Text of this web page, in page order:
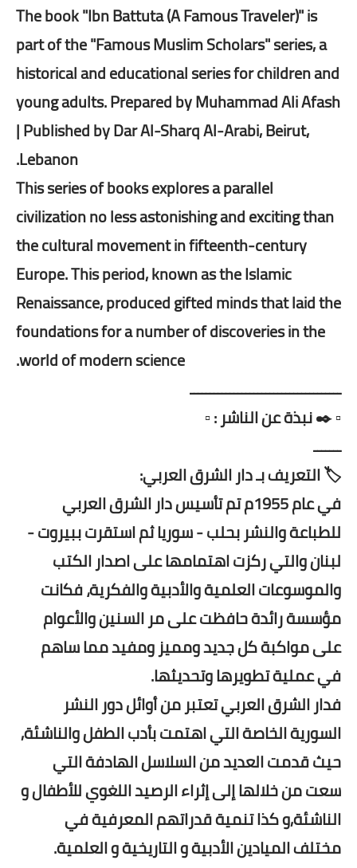
The book "Ibn Battuta (A Famous Traveler)" is
part of the "Famous Muslim Scholars" series, a
historical and educational series for children and
young adults. Prepared by Muhammad Ali Afash
| Published by Dar Al-Sharq Al-Arabi, Beirut,
Lebanon.
This series of books explores a parallel
civilization no less astonishing and exciting than
the cultural movement in fifteenth-century
Europe. This period, known as the Islamic
Renaissance, produced gifted minds that laid the
foundations for a number of discoveries in the
world of modern science.
ــــــــــــــــــــــــــــــــــــــ
▫️ ✒️ نبذة عن الناشر : ▫️
ـــــــ
🏷️ التعريف بـ دار الشرق العربي:
في عام 1955م تم تأسيس دار الشرق العربي
للطباعة والنشر بحلب - سوريا ثم استقرت ببيروت -
لبنان والتي ركزت اهتمامها على اصدار الكتب
والموسوعات العلمية والأدبية والفكرية، فكانت
مؤسسة رائدة حافظت على مر السنين والأعوام
على مواكبة كل جديد ومميز ومفيد مما ساهم
في عملية تطويرها وتحديثها.
فدار الشرق العربي تعتبر من أوائل دور النشر
السورية الخاصة التي اهتمت بأدب الطفل والناشئة,
حيث قدمت العديد من السلاسل الهادفة التي
سعت من خلالها إلى إثراء الرصيد اللغوي للأطفال و
الناشئة,و كذا تنمية قدراتهم المعرفية في
مختلف الميادين الأدبية و التاريخية و العلمية.